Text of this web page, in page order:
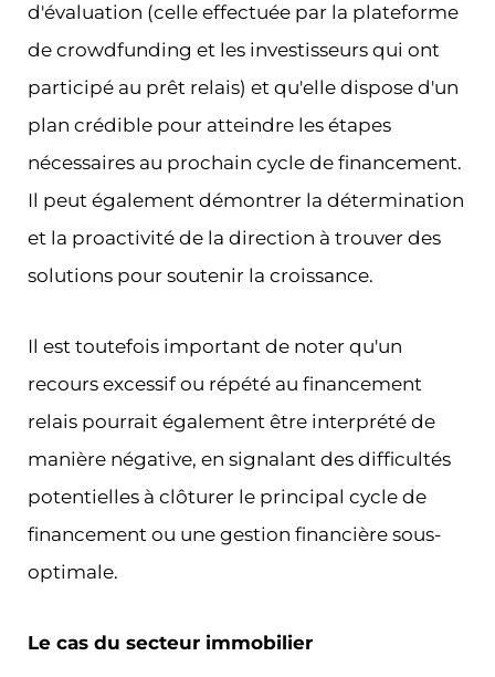
d'évaluation (celle effectuée par la plateforme
de crowdfunding et les investisseurs qui ont
participé au prêt relais) et qu'elle dispose d'un
plan crédible pour atteindre les étapes
nécessaires au prochain cycle de financement.
Il peut également démontrer la détermination
et la proactivité de la direction à trouver des
solutions pour soutenir la croissance.
Il est toutefois important de noter qu'un
recours excessif ou répété au financement
relais pourrait également être interprété de
manière négative, en signalant des difficultés
potentielles à clôturer le principal cycle de
financement ou une gestion financière sous-
optimale.
Le cas du secteur immobilier